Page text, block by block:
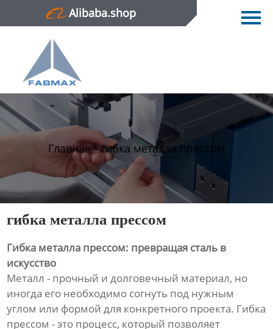
Alibaba.shop
Главная
Продукция
Новости
Контактная информация
Главная-гибка металла прессом
гибка металла прессом
Гибка металла прессом: превращая сталь в
искусство
Металл - прочный и долговечный материал, но
иногда его необходимо согнуть под нужным
углом или формой для конкретного проекта. Гибка
прессом - это процесс, который позволяет